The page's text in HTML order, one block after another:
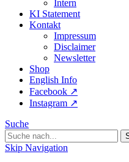
Intern
KI Statement
Kontakt
Impressum
Disclaimer
Newsletter
Shop
English Info
Facebook ↗︎
Instagram ↗︎
Suche
Skip Navigation